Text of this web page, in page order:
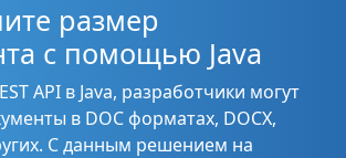
размер
с помощью Java
API в Java, разработчики могут
в DOC форматах, DOCX,
С данным решением на